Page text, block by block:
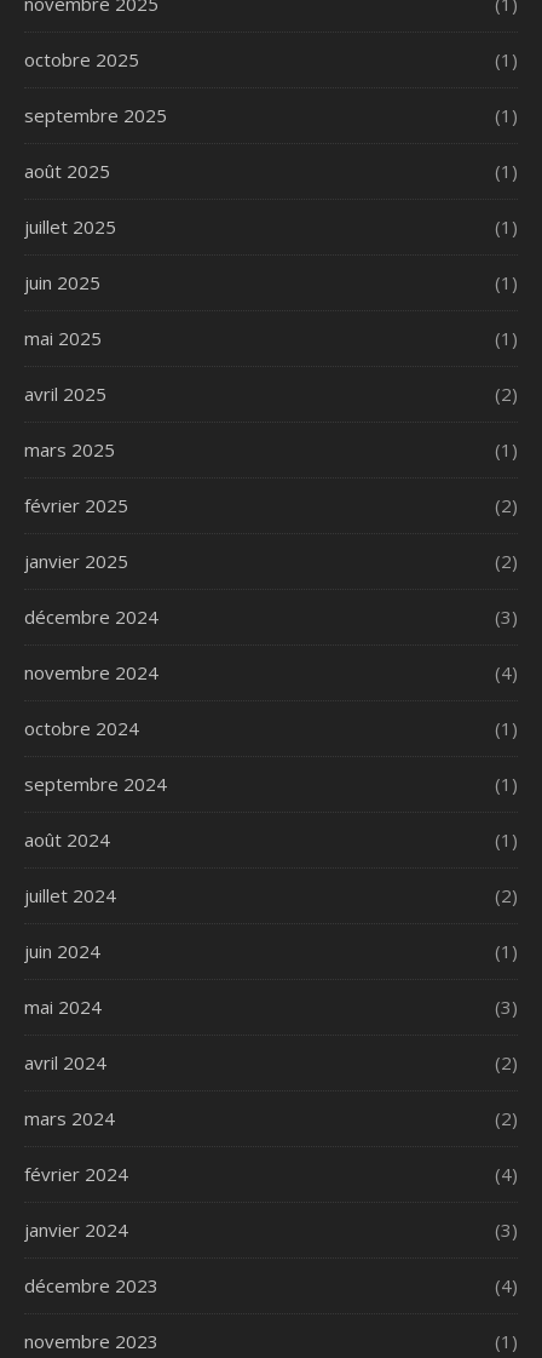
octobre 2025 (1)
septembre 2025 (1)
août 2025 (1)
juillet 2025 (1)
juin 2025 (1)
mai 2025 (1)
avril 2025 (2)
mars 2025 (1)
février 2025 (2)
janvier 2025 (2)
décembre 2024 (3)
novembre 2024 (4)
octobre 2024 (1)
septembre 2024 (1)
août 2024 (1)
juillet 2024 (2)
juin 2024 (1)
mai 2024 (3)
avril 2024 (2)
mars 2024 (2)
février 2024 (4)
janvier 2024 (3)
décembre 2023 (4)
novembre 2023 (1)